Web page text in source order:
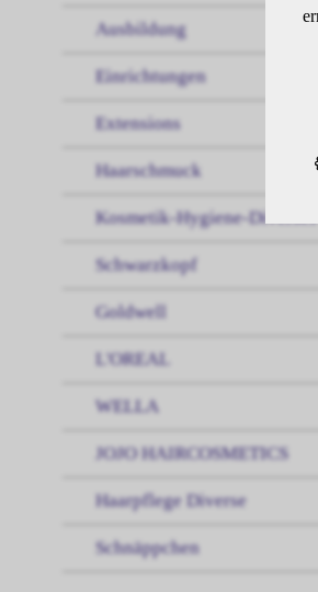
Ausbildung
Einrichtungen
Extensions
Haarschmuck
Kosmetik-Hygiene-Diverses
Schwarzkopf
Goldwell
L'OREAL
WELLA
JOJO HAIRCOSMETICS
Haarpflege Diverse
Schnäppchen